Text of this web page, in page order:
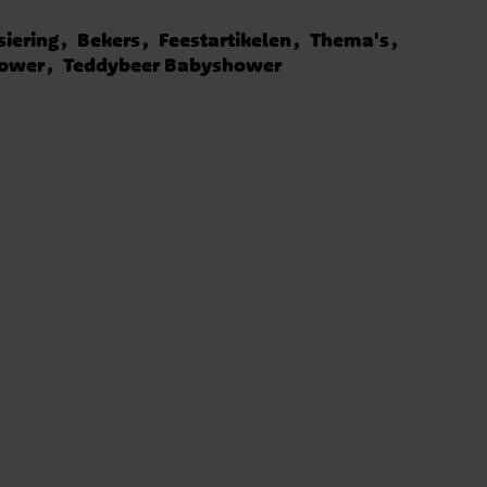
Bekers Feestartikelen
Thema's
Teddybeer Babyshower